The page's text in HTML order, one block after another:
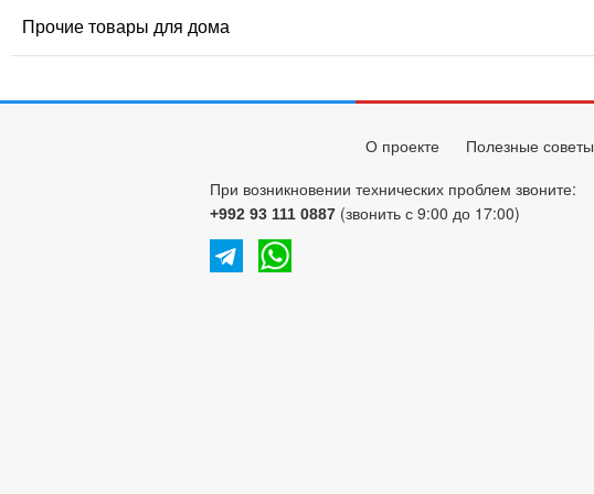
Прочие товары для дома
О проекте Полезные советы
При возникновении технических проблем звоните:
+992 93 111 0887 (звонить с 9:00 до 17:00)